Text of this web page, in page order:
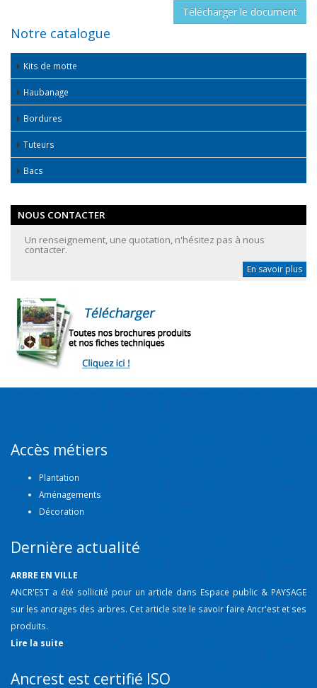
Télécharger le document
Notre catalogue
Kits de motte
Haubanage
Bordures
Tuteurs
Bacs
NOUS CONTACTER
Un renseignement, une quotation, n'hésitez pas à nous
contacter.
En savoir plus
Accès métiers
Plantation
Aménagements
Décoration
Dernière actualité
ARBRE EN VILLE
ANCR'EST a été sollicité pour un article dans Espace public & PAYSAGE
sur les ancrages des arbres. Cet article site le savoir faire Ancr'est et ses
produits.
Lire la suite
Ancrest est certifié ISO